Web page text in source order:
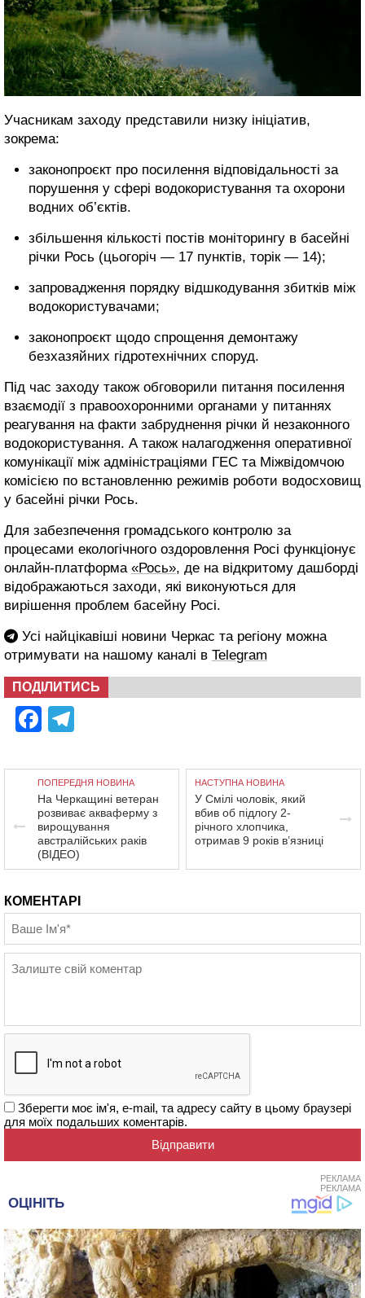
Учасникам заходу представили низку ініціатив,
зокрема:
законопроєкт про посилення відповідальності за
порушення у сфері водокористування та охорони
водних об’єктів.
збільшення кількості постів моніторингу в басейні
річки Рось (цьогоріч — 17 пунктів, торік — 14);
запровадження порядку відшкодування збитків між
водокористувачами;
законопроєкт щодо спрощення демонтажу
безхазяйних гідротехнічних споруд.
Під час заходу також обговорили питання посилення
взаємодії з правоохоронними органами у питаннях
реагування на факти забруднення річки й незаконного
водокористування. А також налагодження оперативної
комунікації між адміністраціями ГЕС та Міжвідомчою
комісією по встановленню режимів роботи водосховищ
у басейні річки Рось.
Для забезпечення громадського контролю за
процесами екологічного оздоровлення Росі функціонує
онлайн-платформа «Рось», де на відкритому дашборді
відображаються заходи, які виконуються для
вирішення проблем басейну Росі.
Усі найцікавіші новини Черкас та регіону можна
отримувати на нашому каналі в Telegram
ПОДІЛИТИСЬ
Facebook
ПОПЕРЕДНЯ НОВИНА
На Черкащині ветеран
розвиває акваферму з
вирощування
австралійських раків
(ВІДЕО)
НАСТУПНА НОВИНА
У Смілі чоловік, який
вбив об підлогу 2-
річного хлопчика,
отримав 9 років в’язниці
КОМЕНТАРІ
Зберегти моє ім'я, e-mail, та адресу сайту в цьому браузері
для моїх подальших коментарів.
РЕКЛАМА
РЕКЛАМА